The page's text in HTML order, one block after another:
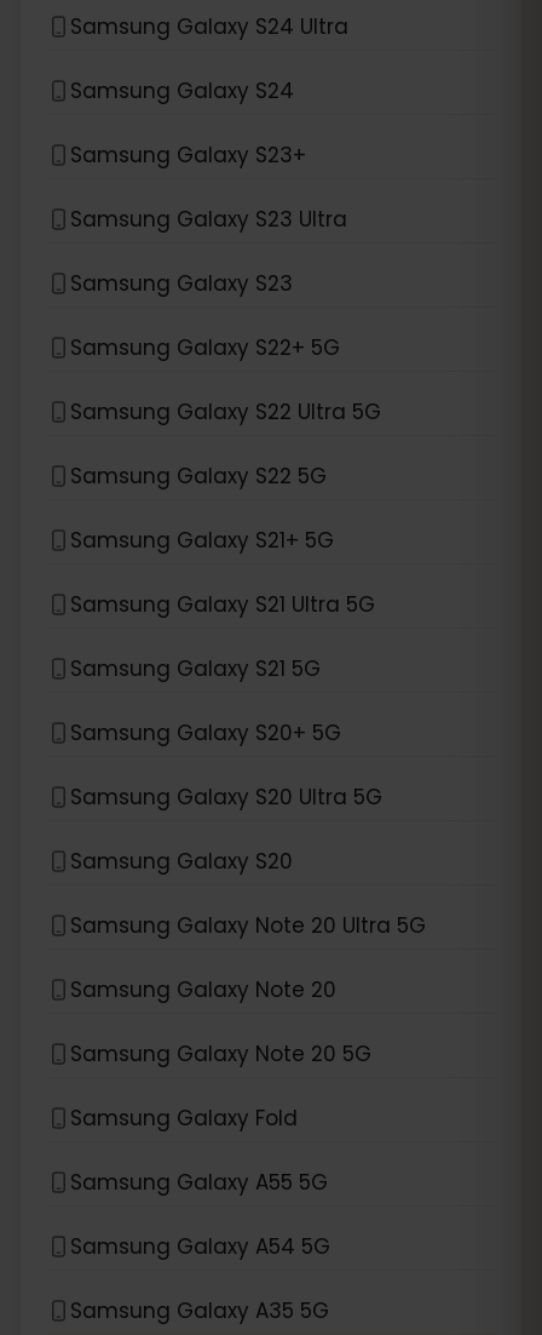
Samsung Galaxy S24 Ultra
Samsung Galaxy S24
Samsung Galaxy S23+
Samsung Galaxy S23 Ultra
Samsung Galaxy S23
Samsung Galaxy S22+ 5G
Samsung Galaxy S22 Ultra 5G
Samsung Galaxy S22 5G
Samsung Galaxy S21+ 5G
Samsung Galaxy S21 Ultra 5G
Samsung Galaxy S21 5G
Samsung Galaxy S20+ 5G
Samsung Galaxy S20 Ultra 5G
Samsung Galaxy S20
Samsung Galaxy Note 20 Ultra 5G
Samsung Galaxy Note 20
Samsung Galaxy Note 20 5G
Samsung Galaxy Fold
Samsung Galaxy A55 5G
Samsung Galaxy A54 5G
Samsung Galaxy A35 5G